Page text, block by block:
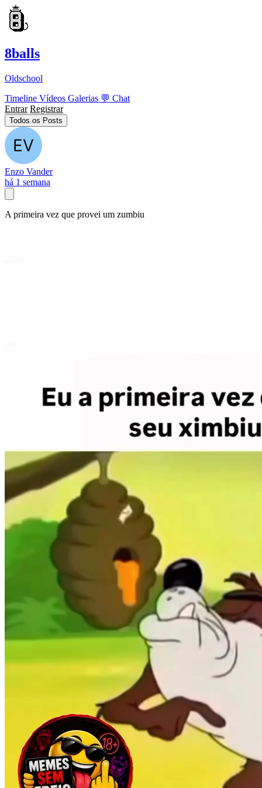
8balls
Oldschool
Timeline Vídeos Galerias 💬 Chat
Entrar Registrar
Todos os Posts
Enzo Vander
há 1 semana
A primeira vez que provei um zumbiu